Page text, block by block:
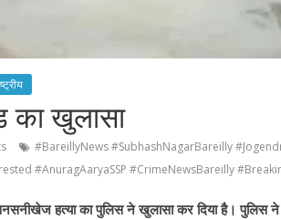
का खुलासा
#BareillyNews #SubhashNagarBareilly
#AnuragAaryaSSP #CrimeNewsBareilly
हत्या का पुलिस ने खुलासा कर दिया है। पुलिस ने